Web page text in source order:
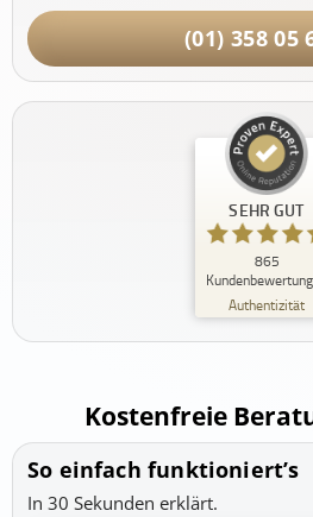
(01) 358 05
SEHR GUT
865
Authentizität
Kundenbewertungen und
PRIVATpatient.at - Private
Öster...
SEHR GUT
4,99
/
5,00
Bewertungen von
3
anderen Quellen
Blick aufs ProvenExpert-
Kostenfreie
So einfach funktioniert’s
In 30 Sekunden erklärt.